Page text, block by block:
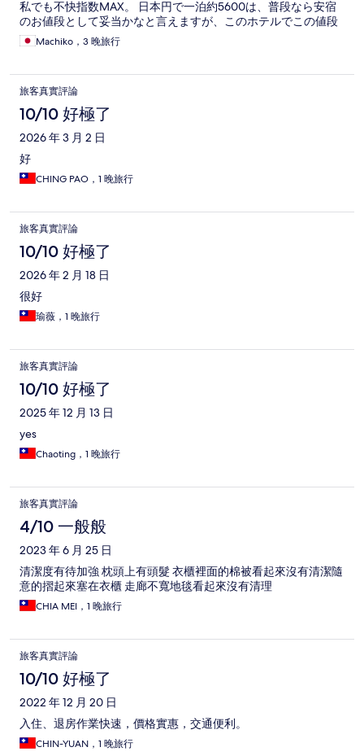
私でも不快指数MAX。 日本円で一泊約5600は、普段なら安宿
のお値段として妥当かなと言えますが、このホテルでこの値段
は高額過ぎる。1000円でも高いと感じる程、とにかく汚い。 ウ
ォーターサーバーのお水は絶対に飲んではいけません！
Machiko，3 晚旅行
旅客真實評論
10/10 好極了
2026 年 3 月 2 日
好
CHING PAO，1 晚旅行
旅客真實評論
10/10 好極了
2026 年 2 月 18 日
很好
瑜薇，1 晚旅行
旅客真實評論
10/10 好極了
2025 年 12 月 13 日
yes
Chaoting，1 晚旅行
旅客真實評論
4/10 一般般
2023 年 6 月 25 日
清潔度有待加強 枕頭上有頭髮 衣櫃裡面的棉被看起來沒有清潔隨
意的摺起來塞在衣櫃 走廊不寬地毯看起來沒有清理
CHIA MEI，1 晚旅行
旅客真實評論
10/10 好極了
2022 年 12 月 20 日
入住、退房作業快速，價格實惠，交通便利。
CHIN-YUAN，1 晚旅行